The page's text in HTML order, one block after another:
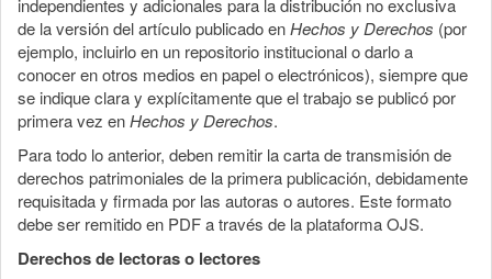
independientes y adicionales para la distribución no exclusiva
de la versión del artículo publicado enHechos y Derechos (por
ejemplo, incluirlo en un repositorio institucional o darlo a
conocer en otros medios en papel o electrónicos), siempre que
se indique clara y explícitamente que el trabajo se publicó por
primera vez enHechos y Derechos.
Para todo lo anterior, deben remitir la carta de transmisión de
derechos patrimoniales de la primera publicación, debidamente
requisitada y firmada por las autoras o autores. Este formato
debe ser remitido en PDF a través de la plataforma OJS.
Derechos de lectoras o lectores